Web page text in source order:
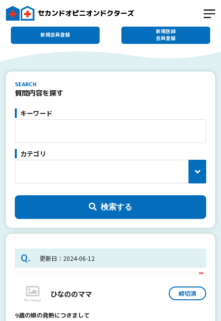
セカンドオピニオンドクターズ
新規会員登録
新規医師
会員登録
SEARCH
質問内容を探す
キーワード
カテゴリ
検索する
Q. 更新日：2024-06-12
ひなののママ 締切済
9歳の娘の発熱につきまして